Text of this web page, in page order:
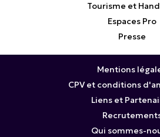
Tourisme et
Espaces Pro
Presse
Mentions
CPV et conditions
Liens et
Qui sommes-